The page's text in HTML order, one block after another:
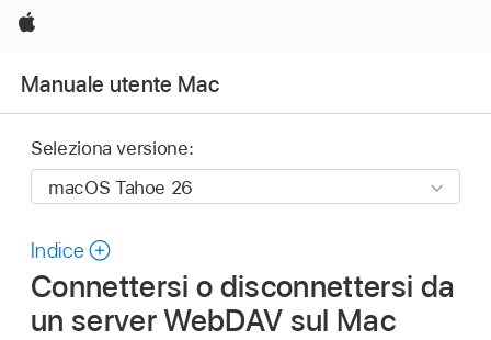
Apple
Manuale utente Mac
Seleziona versione:
Indice
Connettersi o disconnettersi da
un server WebDAV sul Mac